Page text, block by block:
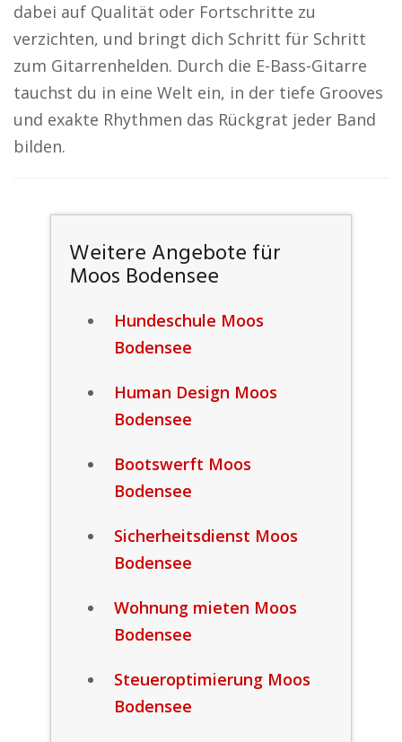
dabei auf Qualität oder Fortschritte zu
verzichten, und bringt dich Schritt für Schritt
zum Gitarrenhelden. Durch die E-Bass-Gitarre
tauchst du in eine Welt ein, in der tiefe Grooves
und exakte Rhythmen das Rückgrat jeder Band
bilden.
Weitere Angebote für
Moos Bodensee
Hundeschule Moos
Bodensee
Human Design Moos
Bodensee
Bootswerft Moos
Bodensee
Sicherheitsdienst Moos
Bodensee
Wohnung mieten Moos
Bodensee
Steueroptimierung Moos
Bodensee